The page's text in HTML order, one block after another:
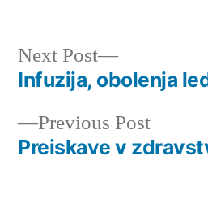
Post
navigation
Previous Post
post:
Preiskave v
Next Post
Next
post:
Infuzija, obolenja